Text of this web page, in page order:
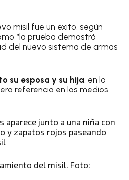
misil fue un éxito, según
“la prueba demostró
del nuevo sistema de armas
su esposa y su hija, en lo
referencia en los medios
aparece junto a una niña con
y zapatos rojos paseando
del misil. Foto: